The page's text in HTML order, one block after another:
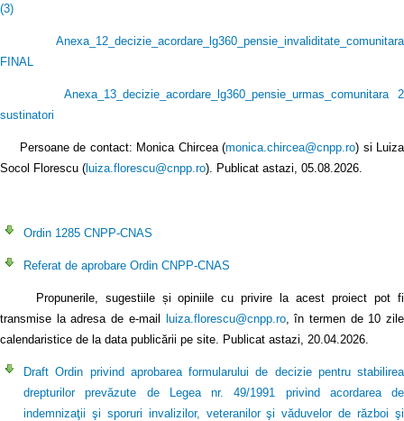
(3)
Anexa_12_decizie_acordare_lg360_pensie_invaliditate_comunitara
FINAL
Anexa_13_decizie_acordare_lg360_pensie_urmas_comunitara 2
sustinatori
Persoane de contact: Monica Chircea (monica.chircea@cnpp.ro) si Luiza
Socol Florescu ( luiza.florescu@cnpp.ro). Publicat astazi, 05.08.2026.
Ordin 1285 CNPP-CNAS
Referat de aprobare Ordin CNPP-CNAS
Propunerile, sugestiile și opiniile cu privire la acest proiect pot fi
transmise la adresa de e-mail
luiza.florescu@cnpp.ro, în termen de 10 zile
calendaristice de la data publicării pe site. Publicat astazi, 20.04.2026.
Draft Ordin privind aprobarea formularului de decizie pentru stabilirea
drepturilor prevăzute de Legea nr. 49/1991 privind acordarea de
indemnizaţii şi sporuri invalizilor, veteranilor şi văduvelor de război şi